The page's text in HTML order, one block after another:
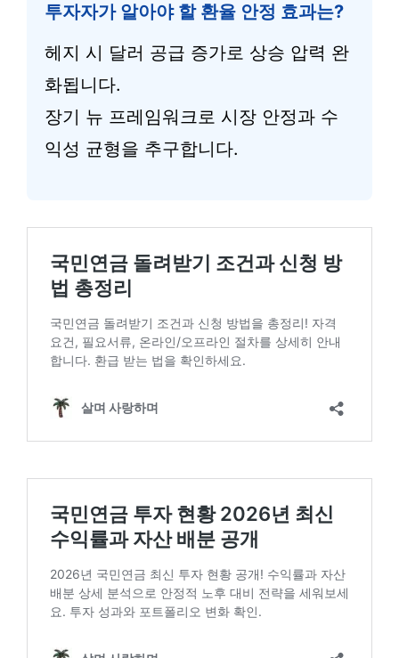
투자자가 알아야 할 환율 안정 효과는?
헤지 시 달러 공급 증가로 상승 압력 완
화됩니다.
장기 뉴 프레임워크로 시장 안정과 수
익성 균형을 추구합니다.